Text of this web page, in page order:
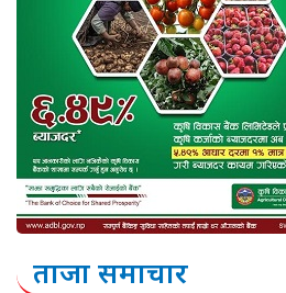
ताजा समाचार